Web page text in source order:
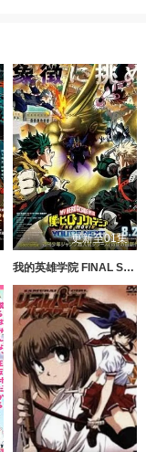
更新至01集
我的英雄学院 FINAL SEASON 特别篇